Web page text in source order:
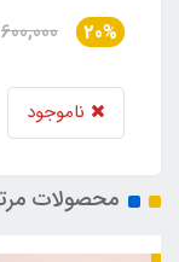
20%
600,000
ناموجود
محصولات